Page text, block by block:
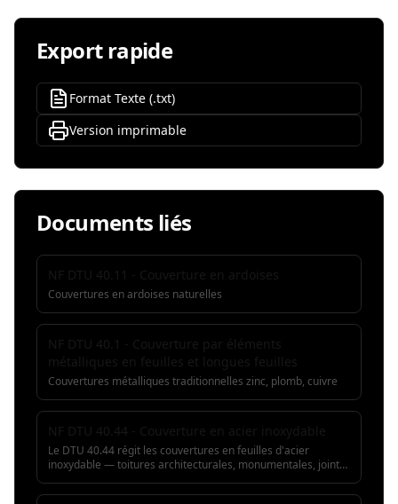
Export rapide
Format Texte (.txt)
Version imprimable
Documents liés
Couvertures en ardoises naturelles
Couvertures métalliques traditionnelles zinc, plomb, cuivre
Le DTU 40.44 régit les couvertures en feuilles d'acier
inoxydable — toitures architecturales, monumentales, joints
les pattes coulissantes, les joints de dilatation et les ferrures.